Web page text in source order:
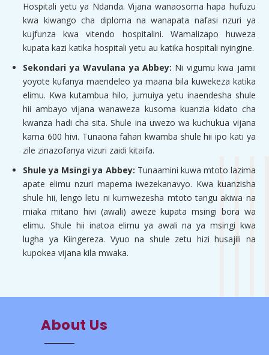
Hospitali yetu ya Ndanda. Vijana wanaosoma hapa hufuzu
kwa kiwango cha diploma na wanapata nafasi nzuri ya
kujfunza kwa vitendo hospitalini. Wamalizapo huweza
kupata kazi katika hospitali yetu au katika hospitali nyingine.
Sekondari ya Wavulana ya Abbey: Ni vigumu kwa jamii
yoyote kufanya maendeleo ya maana bila kuwekeza katika
elimu. Kwa kutambua hilo, jumuiya yetu inaendesha shule
hii ambayo vijana wanaweza kusoma kuanzia kidato cha
kwanza hadi cha sita. Shule ina uwezo wa kuchukua vijana
kama 600 hivi. Tunaona fahari kwamba shule hii ipo kati ya
zile zinazofanya vizuri zaidi kitaifa.
Shule ya Msingi ya Abbey: Tunaamini kuwa mtoto lazima
apate elimu nzuri mapema iwezekanavyo. Kwa kuanzisha
shule hii, lengo letu ni kumwezesha mtoto tangu akiwa na
miaka mitano hivi (awali) aweze kupata msingi bora wa
elimu. Shule hii inatoa elimu ya awali na ya msingi kwa
lugha ya Kiingereza. Vyuo na shule zetu hizi husajili na
kupokea vijana kila mwaka.
About Us